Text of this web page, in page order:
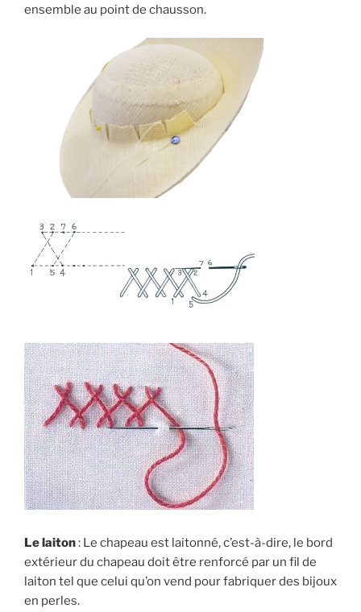
ensemble au point de chausson.
Le laiton: Le chapeau est laitonné, c’est-à-dire, le bord
extérieur du chapeau doit être renforcé par un fil de
laiton tel que celui qu’on vend pour fabriquer des bijoux
en perles.